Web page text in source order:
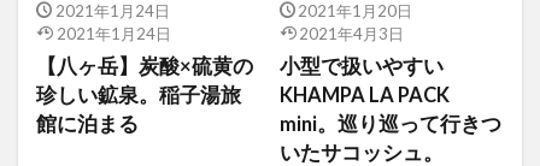
2021年1月24日
2021年1月24日
【八ヶ岳】炭酸×硫黄の
珍しい鉱泉。稲子湯旅
館に泊まる
2021年1月20日
2021年4月3日
小型で扱いやすい
KHAMPA LA PACK
mini。巡り巡って行きつ
いたサコッシュ。